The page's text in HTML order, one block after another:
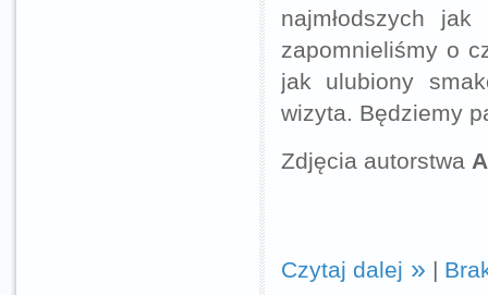
najmłodszych
zapomnieliśmy o
jak ulubiony
wizyta. Będziemy
Zdjęcia autorstwa
Czytaj dalej |